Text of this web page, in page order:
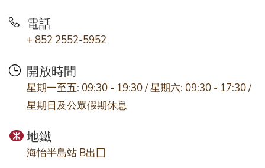
電話
+ 852 2552-5952
開放時間
星期一至五: 09:30 - 19:30 / 星期六: 09:30 - 17:30 /
星期日及公眾假期休息
地鐵
海怡半島站 B出囗